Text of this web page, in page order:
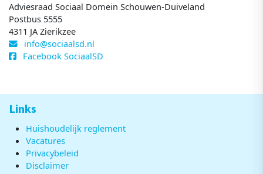
Adviesraad Sociaal Domein Schouwen-Duiveland
Postbus 5555
4311 JA Zierikzee
info@sociaalsd.nl
Facebook SociaalSD
Links
Huishoudelijk reglement
Vacatures
Privacybeleid
Disclaimer